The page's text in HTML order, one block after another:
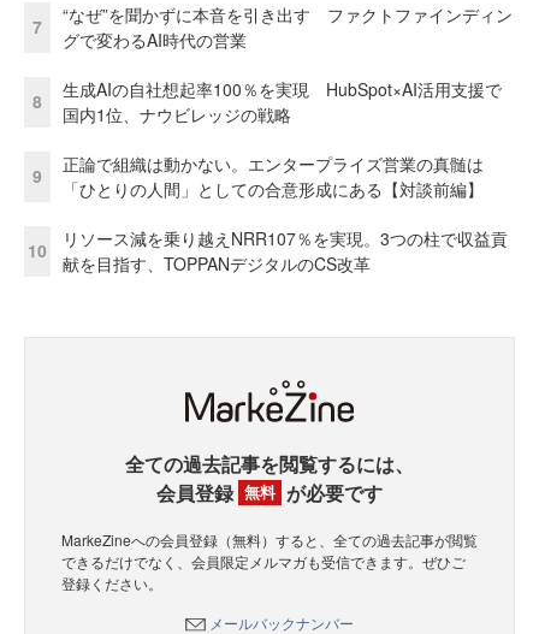
7
“なぜ”を聞かずに本音を引き出す ファクトファインディン
グで変わるAI時代の営業
8
生成AIの自社想起率100％を実現 HubSpot×AI活用支援で
国内1位、ナウビレッジの戦略
9
正論で組織は動かない。エンタープライズ営業の真髄は
「ひとりの人間」としての合意形成にある【対談前編】
10
リソース減を乗り越えNRR107％を実現。3つの柱で収益貢
献を目指す、TOPPANデジタルのCS改革
全ての過去記事を閲覧するには、
会員登録 無料 が必要です
MarkeZineへの会員登録（無料）すると、全ての過去記事が閲覧
できるだけでなく、会員限定メルマガも受信できます。ぜひご
登録ください。
メールバックナンバー